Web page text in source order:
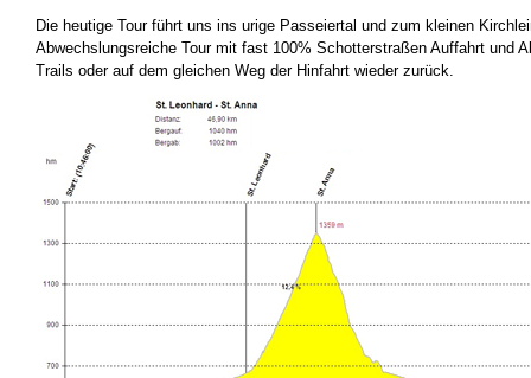
Die heutige Tour führt uns ins urige Passeiertal und zum kleinen
Abwechslungsreiche Tour mit fast 100% Schotterstraßen Auffahrt und
Trails oder auf dem gleichen Weg der Hinfahrt wieder zurück.